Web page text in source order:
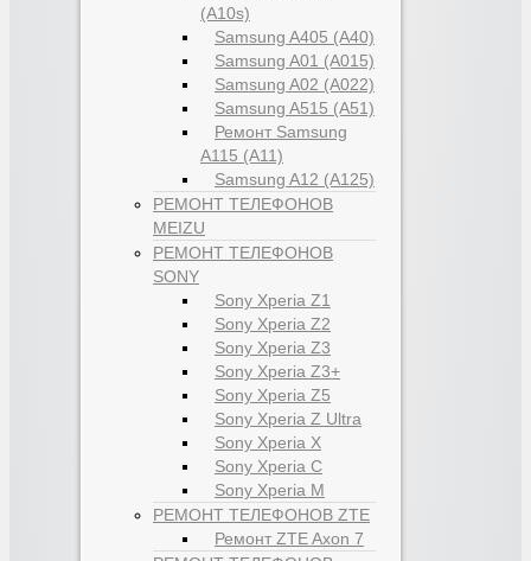
(A10s)
Samsung A405 (A40)
Samsung A01 (A015)
Samsung A02 (A022)
Samsung A515 (A51)
Ремонт Samsung
A115 (A11)
Samsung A12 (A125)
РЕМОНТ ТЕЛЕФОНОВ
MEIZU
РЕМОНТ ТЕЛЕФОНОВ
SONY
Sony Xperia Z1
Sony Xperia Z2
Sony Xperia Z3
Sony Xperia Z3+
Sony Xperia Z5
Sony Xperia Z Ultra
Sony Xperia X
Sony Xperia C
Sony Xperia M
РЕМОНТ ТЕЛЕФОНОВ ZTE
Ремонт ZTE Axon 7